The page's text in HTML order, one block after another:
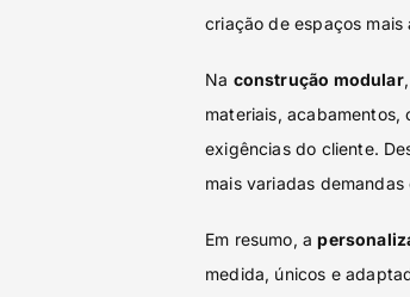
criação de espaços mais
Na construção modular
materiais,
exigências do cliente.
mais variadas demandas
Em resumo, a
medida, únicos e